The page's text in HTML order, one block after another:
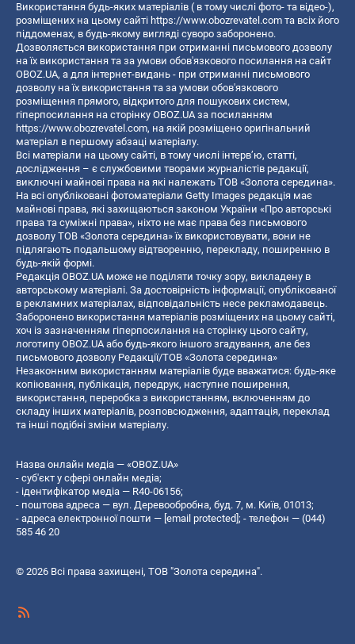
Використання будь-яких матеріалів ( в тому числі фото- та відео-),
розміщених на цьому сайті https://www.obozrevatel.com та всіх його
піддоменах, в будь-якому вигляді суворо заборонено.
Дозволяється використання при отриманні письмового дозволу
на їх використання та за умови обов'язкового посилання на сайт
OBOZ.UA, а для інтернет-видань - при отриманні письмового
дозволу на їх використання та за умови обов'язкового
розміщення прямого, відкритого для пошукових систем,
гіперпосилання на сторінку OBOZ.UA за посиланням
https://www.obozrevatel.com, на якій розміщено оригінальний
матеріал в першому абзаці матеріалу.
Всі матеріали на цьому сайті, в тому числі інтерв’ю, статті,
дослідження – є службовими творами журналістів редакції,
виключні майнові права на які належать ТОВ «Золота середина».
На всі опубліковані фотоматеріали Getty Images редакція має
майнові права, які захищаються законом України «Про авторські
права та суміжні права», ніхто не має права без письмового
дозволу ТОВ «Золота середина» їх використовувати, вони не
підлягають подальшому відтворенню, перекладу, поширенню в
будь-якій формі.
Редакція OBOZ.UA може не поділяти точку зору, викладену в
авторському матеріалі. За достовірність інформації, опублікованої
в рекламних матеріалах, відповідальність несе рекламодавець.
Заборонено використання матеріалів розміщених на цьому сайті,
хоч із зазначенням гіперпосилання на сторінку цього сайту,
логотипу OBOZ.UA або будь-якого іншого згадування, але без
письмового дозволу Редакції/ТОВ «Золота середина»
Незаконним використанням матеріалів буде вважатися: будь-яке
копiювання, публiкацiя, передрук, наступне поширення,
використання, переробка з використанням, включенням до
складу інших матеріалів, розповсюдження, адаптація, переклад
та інші подібні зміни матеріалу.
Назва онлайн медіа — «OBOZ.UA»
- суб'єкт у сфері онлайн медіа;
- ідентифікатор медіа — R40-06156;
- поштова адреса — вул. Деревообробна, буд. 7, м. Київ, 01013;
- адреса електронної пошти — [email protected] ; - телефон — (044)
585 46 20
© 2026 Всі права захищені, ТОВ "Золота середина".